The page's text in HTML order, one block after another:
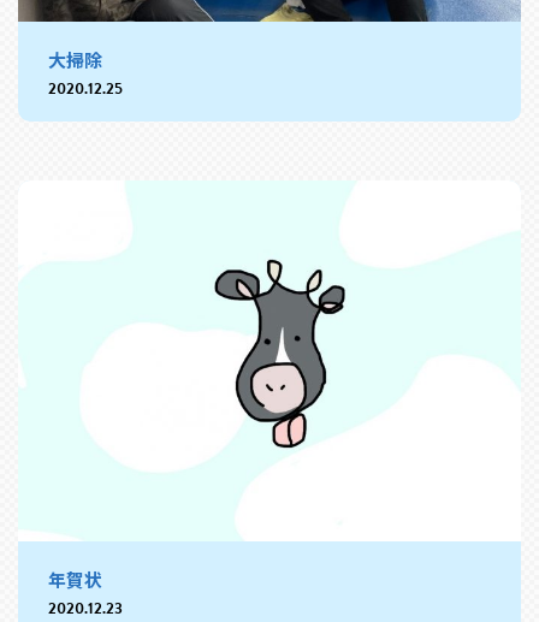
大掃除
2020.12.25
年賀状
2020.12.23